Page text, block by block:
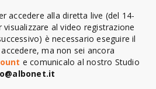
accedere alla diretta live (del 14-
al video registrazione
è necessario eseguire il
ma non sei ancora
e comunicalo al nostro Studio